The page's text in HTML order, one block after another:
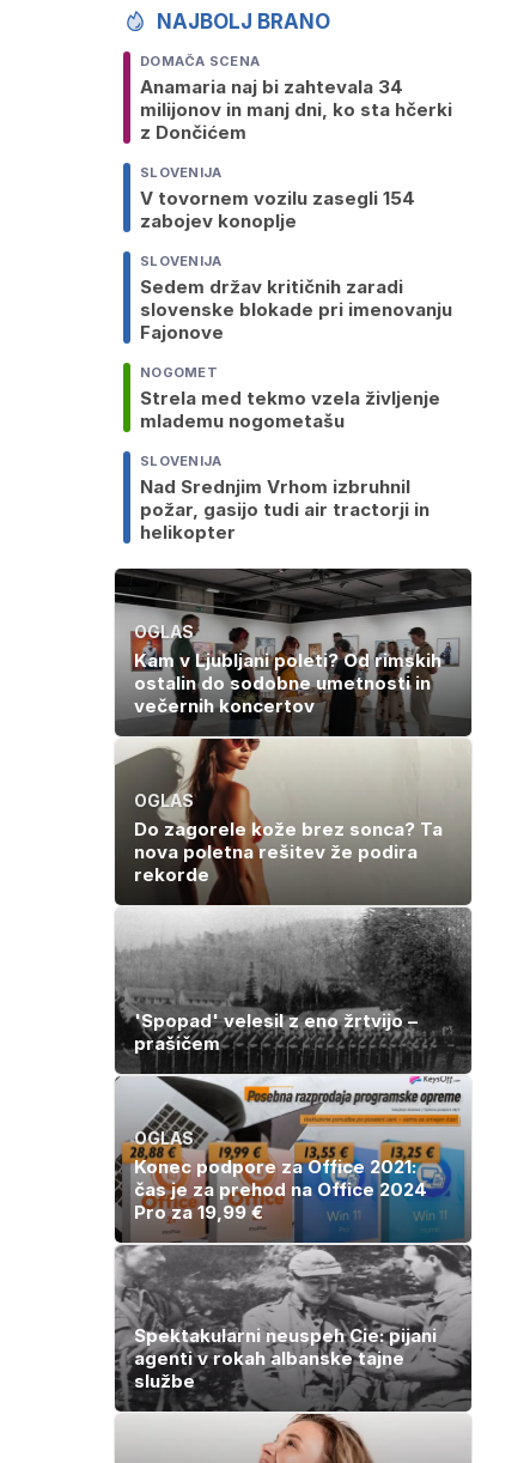
NAJBOLJ BRANO
DOMAČA SCENA
Anamaria naj bi zahtevala 34
milijonov in manj dni, ko sta hčerki
z Dončićem
SLOVENIJA
V tovornem vozilu zasegli 154
zabojev konoplje
SLOVENIJA
Sedem držav kritičnih zaradi
slovenske blokade pri imenovanju
Fajonove
NOGOMET
Strela med tekmo vzela življenje
mlademu nogometašu
SLOVENIJA
Nad Srednjim Vrhom izbruhnil
požar, gasijo tudi air tractorji in
helikopter
OGLAS
Kam v Ljubljani poleti? Od rimskih
ostalin do sodobne umetnosti in
večernih koncertov
OGLAS
Do zagorele kože brez sonca? Ta
nova poletna rešitev že podira
rekorde
'Spopad' velesil z eno žrtvijo –
prašičem
OGLAS
Konec podpore za Office 2021:
čas je za prehod na Office 2024
Pro za 19,99 €
Spektakularni neuspeh Cie: pijani
agenti v rokah albanske tajne
službe